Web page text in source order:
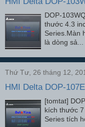
DOP-
thước 4.3
Series.Màn
là dòng sả...
Thứ Tư, 26 tháng 12,
HMI Delta DOP-
[tomtat]
kích thước
Series tích